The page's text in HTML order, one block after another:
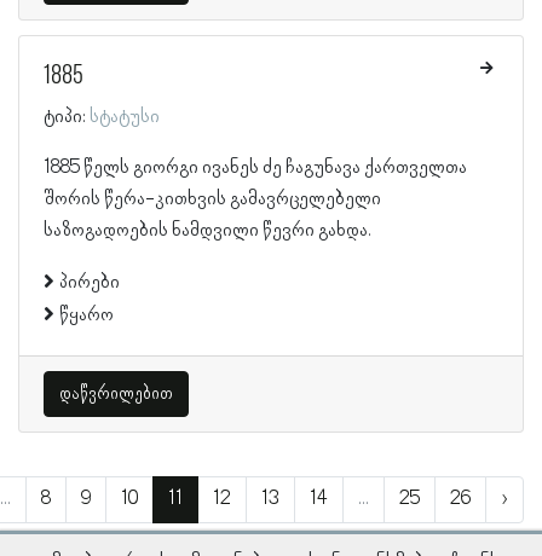
1885
ტიპი: სტატუსი
1885 წელს გიორგი ივანეს ძე ჩაგუნავა ქართველთა
შორის წერა-კითხვის გამავრცელებელი
საზოგადოების ნამდვილი წევრი გახდა.
პირები
წყარო
დაწვრილებით
... 8 9 10 11 12 13 14 ... 25 26 ›